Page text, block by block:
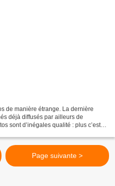
de manière étrange. La dernière
déjà diffusés par ailleurs de
sont d’inégales qualité : plus c’est
Page suivante >